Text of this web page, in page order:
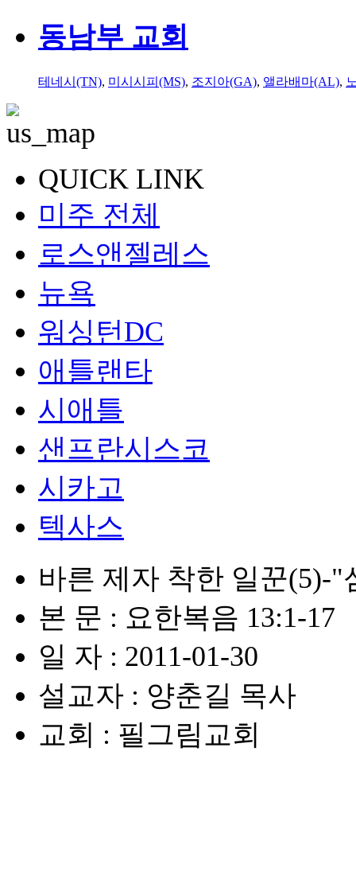
동남부 교회
테네시(TN), 미시시피(MS), 조지아(GA), 앨라배마(AL),
QUICK LINK
미주 전체
로스앤젤레스
뉴욕
워싱턴DC
애틀랜타
시애틀
샌프란시스코
시카고
텍사스
바른 제자 착한 일꾼(5)-
본 문 : 요한복음 13:1-17
일 자 : 2011-01-30
설교자 : 양춘길 목사
교회 : 필그림교회